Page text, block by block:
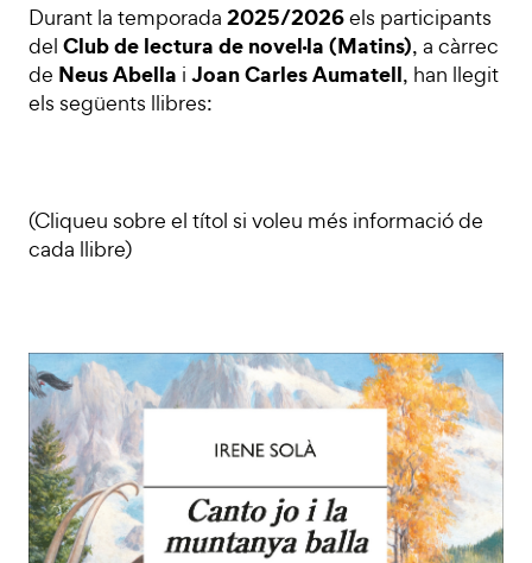
Durant la temporada 2025/2026els participants
del Club de lectura de novel·la (Matins), a càrrec
de Neus Abella i Joan Carles Aumatell, han llegit
els següents llibres:
(Cliqueu sobre el títol si voleu més informació de
cada llibre)